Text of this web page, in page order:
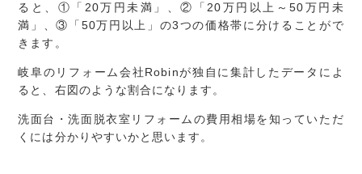
ると、①「20万円未満」、②「20万円以上～50万円未
満」、③「50万円以上」の3つの価格帯に分けることがで
きます。
岐阜のリフォーム会社Robinが独自に集計したデータによ
ると、右図のような割合になります。
洗面台・洗面脱衣室リフォームの費用相場を知っていただ
くには分かりやすいかと思います。